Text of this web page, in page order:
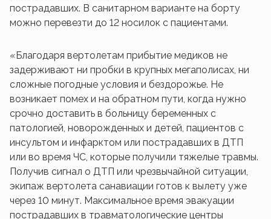
пострадавших. В санитарном варианте на борту
можно перевезти до 12 носилок с пациентами.
«Благодаря вертолетам прибытие медиков не
задерживают ни пробки в крупных мегаполисах, ни
сложные погодные условия и бездорожье. Не
возникает помех и на обратном пути, когда нужно
срочно доставить в больницу беременных с
патологией, новорожденных и детей, пациентов с
инсультом и инфарктом или пострадавших в ДТП
или во время ЧС, которые получили тяжелые травмы.
Получив сигнал о ДТП или чрезвычайной ситуации,
экипаж вертолета санавиации готов к вылету уже
через 10 минут. Максимальное время эвакуации
пострадавших в травматологические центры